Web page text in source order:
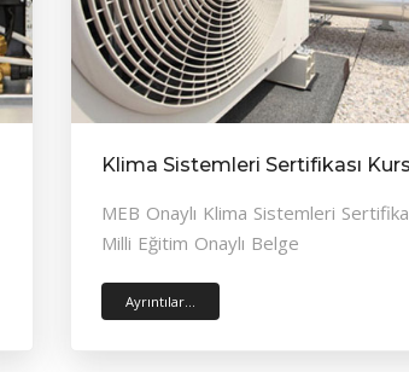
Klima Sistemleri Sertifikası
MEB Onaylı Klima Sistemleri
Milli Eğitim Onaylı Belge
Ayrıntılar...